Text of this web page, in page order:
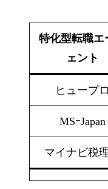
特化型転職エ
ェント
ヒュープロ
MSｰJapan
マイナビ税